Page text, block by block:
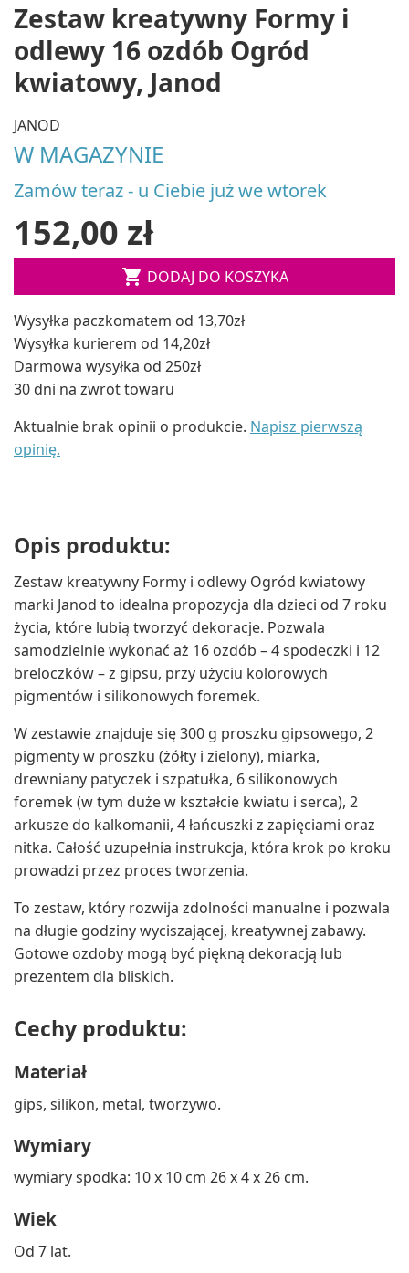
Zestaw kreatywny Formy i
odlewy 16 ozdób Ogród
kwiatowy, Janod
JANOD
W MAGAZYNIE
Zamów teraz - u Ciebie już we wtorek
152,00 zł
 DODAJ DO KOSZYKA
Wysyłka paczkomatem od 13,70zł
Wysyłka kurierem od 14,20zł
Darmowa wysyłka od 250zł
30 dni na zwrot towaru
Aktualnie brak opinii o produkcie. Napisz pierwszą
opinię.
Opis produktu:
Zestaw kreatywny Formy i odlewy Ogród kwiatowy
marki Janod to idealna propozycja dla dzieci od 7 roku
życia, które lubią tworzyć dekoracje. Pozwala
samodzielnie wykonać aż 16 ozdób – 4 spodeczki i 12
breloczków – z gipsu, przy użyciu kolorowych
pigmentów i silikonowych foremek.
W zestawie znajduje się 300 g proszku gipsowego, 2
pigmenty w proszku (żółty i zielony), miarka,
drewniany patyczek i szpatułka, 6 silikonowych
foremek (w tym duże w kształcie kwiatu i serca), 2
arkusze do kalkomanii, 4 łańcuszki z zapięciami oraz
nitka. Całość uzupełnia instrukcja, która krok po kroku
prowadzi przez proces tworzenia.
To zestaw, który rozwija zdolności manualne i pozwala
na długie godziny wyciszającej, kreatywnej zabawy.
Gotowe ozdoby mogą być piękną dekoracją lub
prezentem dla bliskich.
Cechy produktu:
Materiał
gips, silikon, metal, tworzywo.
Wymiary
wymiary spodka: 10 x 10 cm 26 x 4 x 26 cm.
Wiek
Od 7 lat.